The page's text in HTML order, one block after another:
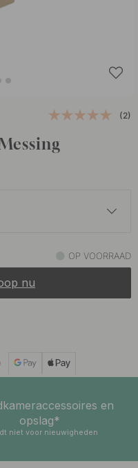
(2)
Op voorraad
Op voorraad
15 €
OP VOORRAAD
nu
en
opslag*
niet voor nieuwigheden